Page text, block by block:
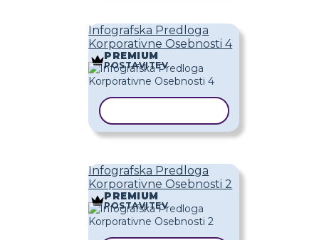
Infografska Predloga
Korporativne Osebnosti 4
PREMIUM
POSTAVITEV
Infografska Predloga
Korporativne Osebnosti 2
PREMIUM
POSTAVITEV